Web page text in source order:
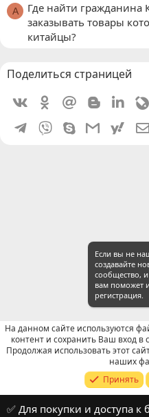
A
Где найти гражданина
заказывать товары
китайцы?
Поделиться страницей
VkontakteOdnoklassniki
Mail.ru Blogger
Telegram
Viber SkypeGmail
Russian (RU)
Обратная связь
Условия и
Если вы не
создавайте
сообщество, и
вам поможет
регистрация.
На данном сайте используются
контент и сохранить Ваш вход в
Продолжая использовать этот
наших
Принять
✅ Для покупки и доступа к